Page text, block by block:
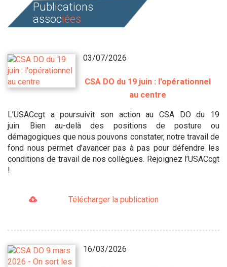
Publications
associées
03/07/2026
CSA DO du 19 juin : l'opérationnel
au centre
L’USACcgt a poursuivit son action au CSA DO du 19
juin. Bien au-delà des positions de posture ou
démagogiques que nous pouvons constater, notre travail de
fond nous permet d’avancer pas à pas pour défendre les
conditions de travail de nos collègues. Rejoignez l’USACcgt
!
Télécharger la publication
16/03/2026